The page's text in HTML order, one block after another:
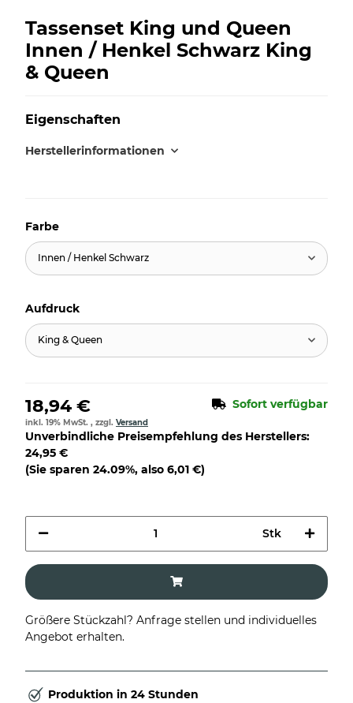
Tassenset King und Queen
Innen / Henkel Schwarz King
& Queen
Eigenschaften
Herstellerinformationen
Farbe
Innen / Henkel Schwarz
Aufdruck
King & Queen
18,94 € Sofort verfügbar
inkl. 19% MwSt. , zzgl. Versand
Unverbindliche Preisempfehlung des Herstellers:
24,95 €
(Sie sparen 24.09%, also 6,01 €)
Stk
Größere Stückzahl? Anfrage stellen und individuelles
Angebot erhalten.
Produktion in 24 Stunden